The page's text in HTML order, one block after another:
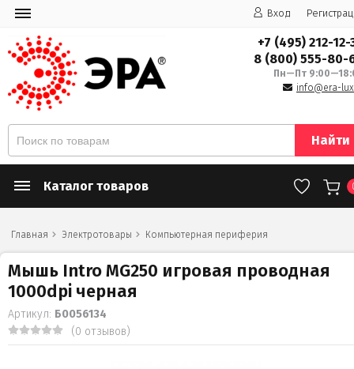
Вход
+7 (495) 212-12-
8 (800) 555-80-
Пн—Пт
info@era-
Найти
Каталог товаров
Главная Электротовары Компьютерная периферия
Мышь Intro MG250 игровая проводная
1000dpi черная
Артикул: Б0056134
(0 отзывов)